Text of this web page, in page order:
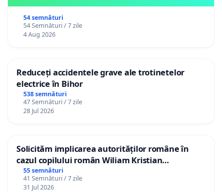
54 semnături
54 Semnături / 7 zile
4 Aug 2026
Reduceți accidentele grave ale trotinetelor
electrice în Bihor
538 semnături
47 Semnături / 7 zile
28 Jul 2026
Solicităm implicarea autorităților române în
cazul copilului român Wiliam Kristian
Gheorghe, aflat în plasament în Danemarca de
12 ani
55 semnături
41 Semnături / 7 zile
31 Jul 2026